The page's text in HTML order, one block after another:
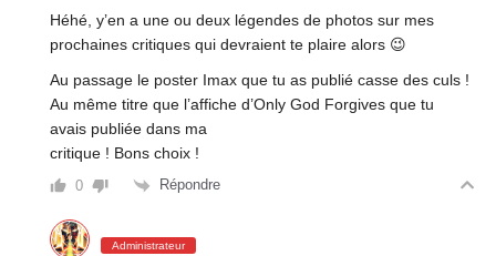
Héhé, y’en a une ou deux légendes de photos sur mes
prochaines critiques qui devraient te plaire alors 😉
Au passage le poster Imax que tu as publié casse des culs !
Au même titre que l’affiche d’Only God Forgives que tu
avais publiée dans ma
critique ! Bons choix !
0 Répondre
Administrateur